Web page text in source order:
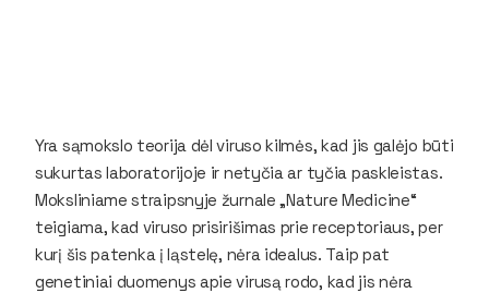
Yra sąmokslo teorija dėl viruso kilmės, kad jis galėjo būti
sukurtas laboratorijoje ir netyčia ar tyčia paskleistas.
Moksliniame straipsnyje žurnale „Nature Medicine“
teigiama, kad viruso prisirišimas prie receptoriaus, per
kurį šis patenka į ląstelę, nėra idealus. Taip pat
genetiniai duomenys apie virusą rodo, kad jis nėra